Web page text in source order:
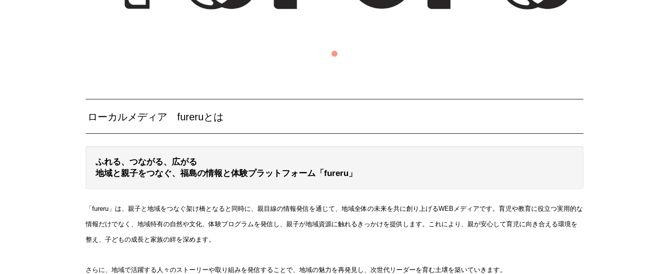
ローカルメディア fureruとは
ふれる、つながる、広がる
地域と親子をつなぐ、福島の情報と体験プラットフォーム「fureru」
「fureru」は、親子と地域をつなぐ架け橋となると同時に、親目線の情報発信を通じて、地域全体の未来を共に創り上げるWEBメディアです。育児や教育に役立つ実用的な
情報だけでなく、地域特有の自然や文化、体験プログラムを発信し、親子が地域資源に触れるきっかけを提供します。これにより、親が安心して育児に向き合える環境を
整え、子どもの成長と家族の絆を深めます。
さらに、地域で活躍する人々のストーリーや取り組みを発信することで、地域の魅力を再発見し、次世代リーダーを育む土壌を築いていきます。